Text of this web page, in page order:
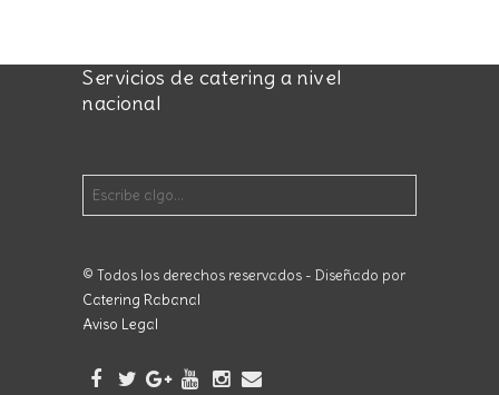
Servicios de catering a nivel
nacional
© Todos los derechos reservados - Diseñado por
Catering Rabanal
Aviso Legal